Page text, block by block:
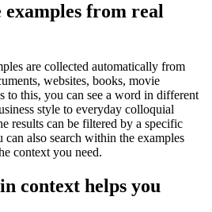
from real
are collected automatically from
websites, books, movie
to this, you can see a word in different
style to everyday colloquial
results can be filtered by a specific
also search within the examples
context you need.
context helps you